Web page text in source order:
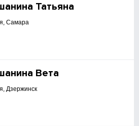
Татьяна
Самара
Вета
Дзержинск